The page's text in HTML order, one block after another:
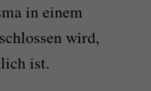
in einem
wird,
ist.